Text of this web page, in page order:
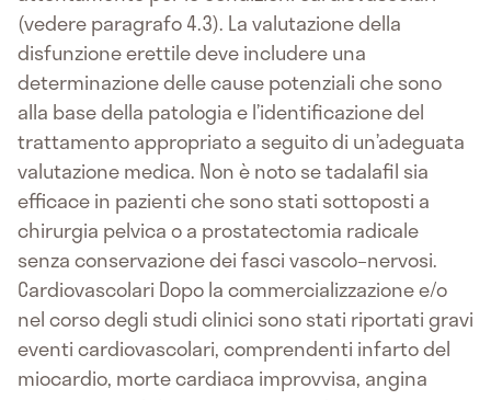
(vedere paragrafo 4.3). La valutazione della
disfunzione erettile deve includere una
determinazione delle cause potenziali che sono
alla base della patologia e l’identificazione del
trattamento appropriato a seguito di un’adeguata
valutazione medica. Non è noto se tadalafil sia
efficace in pazienti che sono stati sottoposti a
chirurgia pelvica o a prostatectomia radicale
senza conservazione dei fasci vascolo–nervosi.
Cardiovascolari Dopo la commercializzazione e/o
nel corso degli studi clinici sono stati riportati gravi
eventi cardiovascolari, comprendenti infarto del
miocardio, morte cardiaca improvvisa, angina